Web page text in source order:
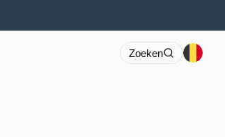
Zoeken